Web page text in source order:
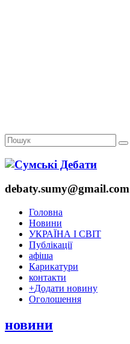
debaty.sumy@gmail.com
Головна
Новини
УКРАЇНА І СВІТ
Публікації
афіша
Карикатури
контакти
+Додати новину
Оголошення
новини